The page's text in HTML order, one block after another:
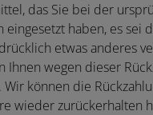
das Sie bei der
eingesetzt haben, es sei
etwas anderes
Ihnen wegen dieser
können die
wieder zurückerhalten